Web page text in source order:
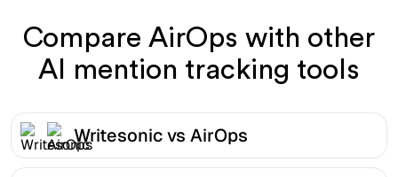
Compare AirOps with other
AI mention tracking tools
Writesonic vs AirOps